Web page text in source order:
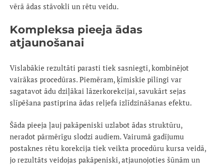
vērā ādas stāvokli un rētu veidu.
Kompleksa pieeja ādas
atjaunošanai
Vislabākie rezultāti parasti tiek sasniegti, kombinējot
vairākas procedūras. Piemēram, ķīmiskie pīlingi var
sagatavot ādu dziļākai lāzerkorekcijai, savukārt sejas
slīpēšana pastiprina ādas reljefa izlīdzināšanas efektu.
Šāda pieeja ļauj pakāpeniski uzlabot ādas struktūru,
neradot pārmērīgu slodzi audiem. Vairumā gadījumu
postaknes rētu korekcija tiek veikta procedūru kursa veidā,
jo rezultāts veidojas pakāpeniski, atjaunojoties šūnām un